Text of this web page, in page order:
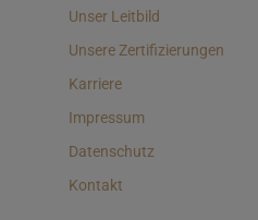
Unser Leitbild
Unsere Zertifizierungen
Karriere
Impressum
Datenschutz
Kontakt